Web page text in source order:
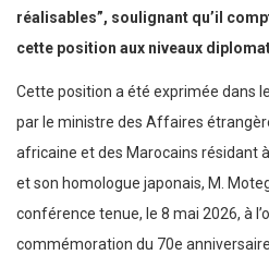
réalisables”, soulignant qu’il
cette position aux niveaux
Cette position a été exprimée dans
par le ministre des Affaires
africaine et des Marocains résidant
et son homologue japonais, M.
conférence tenue, le 8 mai 2026, à
commémoration du 70e